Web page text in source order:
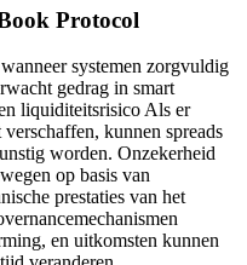
Protocol
systemen zorgvuldig
gedrag in smart
liquiditeitsrisico Als er
kunnen spreads
worden. Onzekerheid
op basis van
prestaties van het
en uitkomsten kunnen